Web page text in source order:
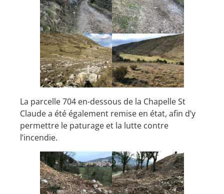
La parcelle 704 en-dessous de la Chapelle St
Claude a été également remise en état, afin d’y
permettre le paturage et la lutte contre
l’incendie.